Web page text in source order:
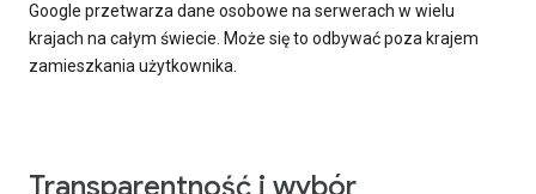
Google przetwarza dane osobowe na serwerach w wielu
krajach na całym świecie. Może się to odbywać poza krajem
zamieszkania użytkownika.